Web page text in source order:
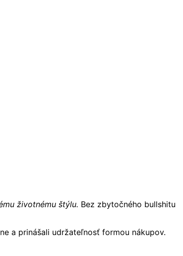
životnému štýlu. Bez zbytočného bullshitu
a prinášali udržateľnosť formou nákupov.